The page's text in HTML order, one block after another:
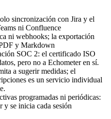
sincronización con Jira y el
ni Confluence
ni webhooks; la exportación
y Markdown
SOC 2: el certificado ISO
pero no a Echometer en sí.
a sugerir medidas; el
es un servicio individual
programadas ni periódicas:
y se inicia cada sesión